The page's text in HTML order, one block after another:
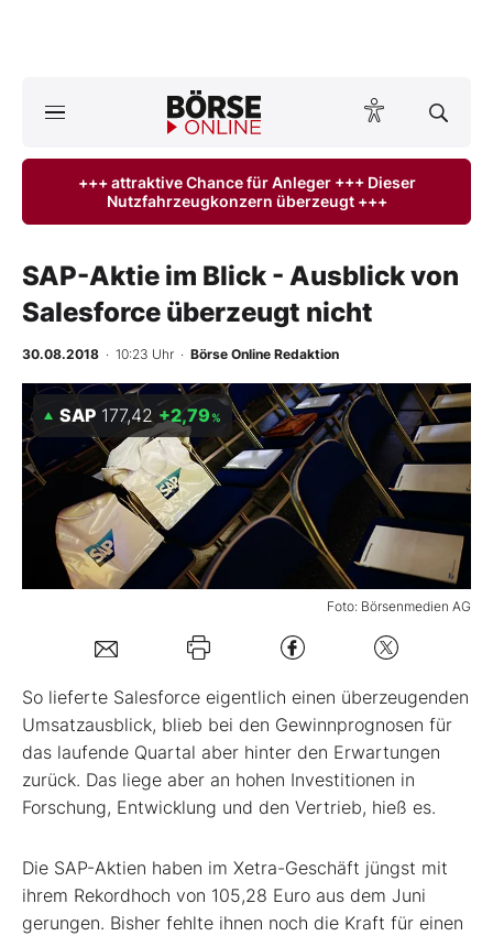
Anlageprodukte
Finanz-Check
Abo & Shop
Experten
Mein B:O
Mein Konto
Kontakt
+++ attraktive Chance für Anleger +++ Dieser
Nutzfahrzeugkonzern überzeugt +++
SAP-Aktie im Blick - Ausblick von
Salesforce überzeugt nicht
30.08.2018 · 10:23 Uhr · Börse Online Redaktion
Foto: Börsenmedien AG
SAP 177,42 +2,79 %
So lieferte Salesforce eigentlich einen überzeugenden
Umsatzausblick, blieb bei den Gewinnprognosen für
das laufende Quartal aber hinter den Erwartungen
zurück. Das liege aber an hohen Investitionen in
Forschung, Entwicklung und den Vertrieb, hieß es.
Die SAP-Aktien haben im Xetra-Geschäft jüngst mit
ihrem Rekordhoch von 105,28 Euro aus dem Juni
gerungen. Bisher fehlte ihnen noch die Kraft für einen